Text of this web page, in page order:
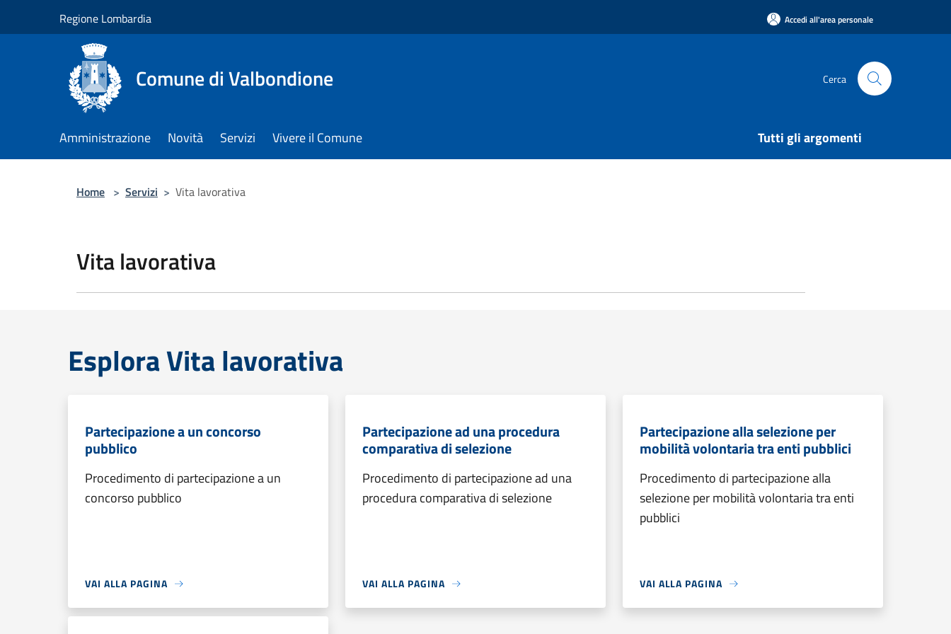
Regione Lombardia Accedi all'area personale
Comune di Valbondione Cerca
Amministrazione Novità Servizi Vivere il Comune Tutti gli argomenti
Home > Servizi > Vita lavorativa
Vita lavorativa
Esplora Vita lavorativa
Partecipazione a un concorso
pubblico
Procedimento di partecipazione a un
concorso pubblico
VAI ALLA PAGINA
Partecipazione ad una procedura
comparativa di selezione
Procedimento di partecipazione ad una
procedura comparativa di selezione
VAI ALLA PAGINA
Partecipazione alla selezione per
mobilità volontaria tra enti pubblici
Procedimento di partecipazione alla
selezione per mobilità volontaria tra enti
pubblici
VAI ALLA PAGINA